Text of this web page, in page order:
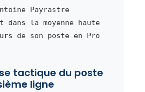
Payrastre
la moyenne haute
de son poste en Pro
tactique du poste
ligne